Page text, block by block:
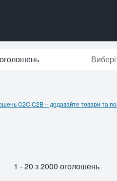
C2C C2B – додавайте товари та
1 - 20 з 2000 оголошень